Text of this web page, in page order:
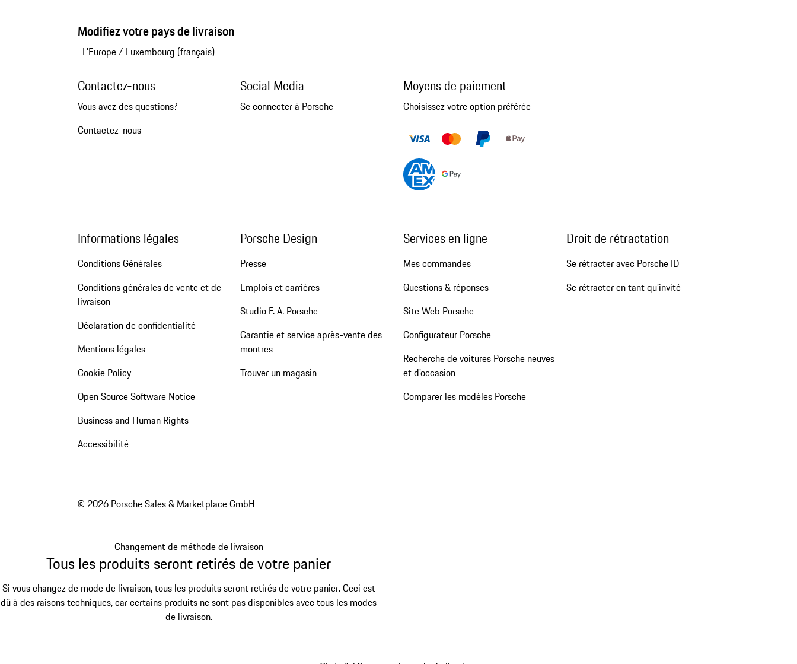
Modifiez votre pays de livraison
L'Europe/ Luxembourg (français)
Contactez-nous
Vous avez des questions?
Contactez-nous
Social Media
Se connecter à Porsche
Moyens de paiement
Choisissez votre option préférée
Informations légales
Conditions Générales
Conditions générales de vente et de
livraison
Déclaration de confidentialité
Mentions légales
Cookie Policy
Open Source Software Notice
Business and Human Rights
Accessibilité
Porsche Design
Presse
Emplois et carrières
Studio F. A. Porsche
Garantie et service après-vente des
montres
Trouver un magasin
Services en ligne
Mes commandes
Questions & réponses
Site Web Porsche
Configurateur Porsche
Recherche de voitures Porsche neuves
et d'occasion
Comparer les modèles Porsche
Droit de rétractation
Se rétracter avec Porsche ID
Se rétracter en tant qu’invité
© 2026 Porsche Sales & Marketplace GmbH
Changement de méthode de livraison
Tous les produits seront retirés de votre panier
Si vous changez de mode de livraison, tous les produits seront retirés de votre panier. Ceci est
dû à des raisons techniques, car certains produits ne sont pas disponibles avec tous les modes
de livraison.